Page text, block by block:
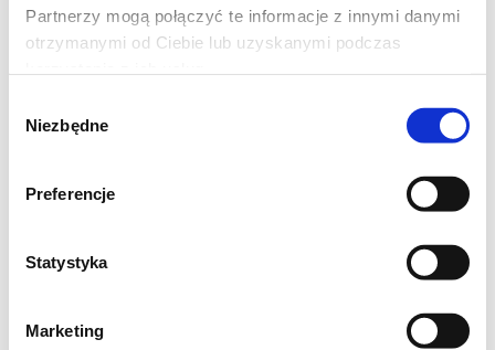
Partnerzy mogą połączyć te informacje z innymi danymi
otrzymanymi od Ciebie lub uzyskanymi podczas
zgody
Niezbędne
Preferencje
Statystyka
Marketing